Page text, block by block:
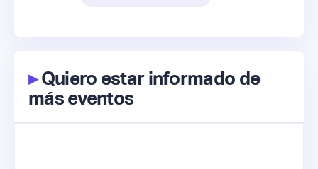
▸Quiero estar informado de
más eventos